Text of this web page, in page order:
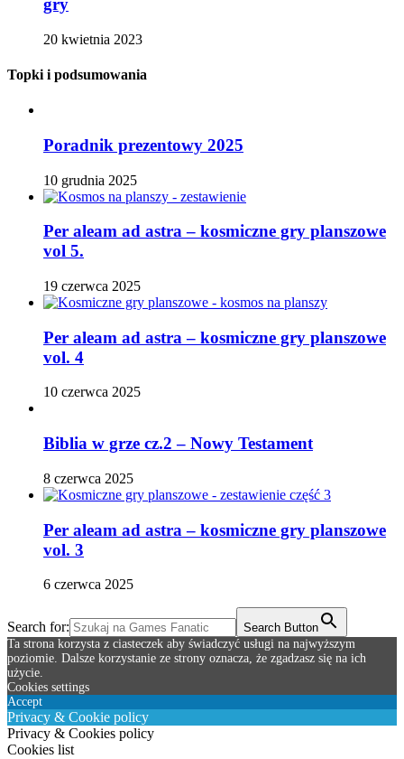
gry
20 kwietnia 2023
Topki i podsumowania
Poradnik prezentowy 2025
10 grudnia 2025
Per aleam ad astra – kosmiczne gry planszowe
vol 5.
19 czerwca 2025
Per aleam ad astra – kosmiczne gry planszowe
vol. 4
10 czerwca 2025
Biblia w grze cz.2 – Nowy Testament
8 czerwca 2025
Per aleam ad astra – kosmiczne gry planszowe
vol. 3
6 czerwca 2025
Search for:
Search Button
Ta strona korzysta z ciasteczek aby świadczyć usługi na najwyższym
poziomie. Dalsze korzystanie ze strony oznacza, że zgadzasz się na ich
użycie.
Cookies settings
Accept
Privacy & Cookie policy
Privacy & Cookies policy
Cookies list